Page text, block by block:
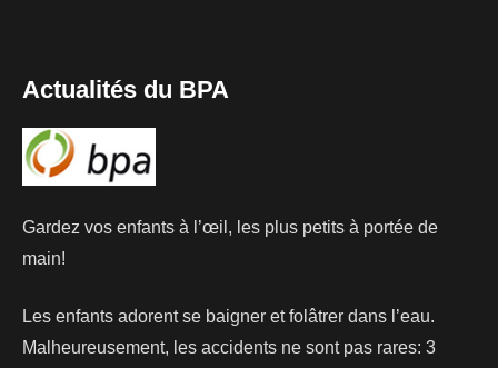
Actualités du BPA
Gardez vos enfants à l’œil, les plus petits à portée de
main!
Les enfants adorent se baigner et folâtrer dans l’eau.
Malheureusement, les accidents ne sont pas rares: 3